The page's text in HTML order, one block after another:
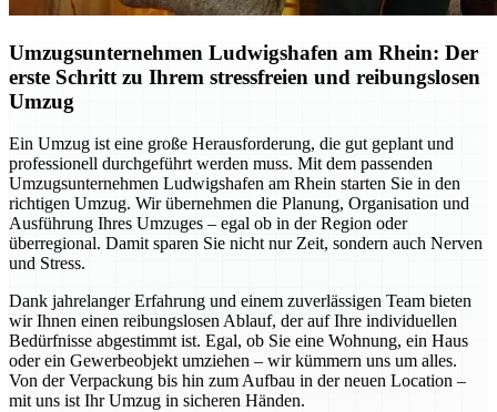
Umzugsunternehmen Ludwigshafen am Rhein: Der
erste Schritt zu Ihrem stressfreien und reibungslosen
Umzug
Ein Umzug ist eine große Herausforderung, die gut geplant und
professionell durchgeführt werden muss. Mit dem passenden
Umzugsunternehmen Ludwigshafen am Rhein starten Sie in den
richtigen Umzug. Wir übernehmen die Planung, Organisation und
Ausführung Ihres Umzuges – egal ob in der Region oder
überregional. Damit sparen Sie nicht nur Zeit, sondern auch Nerven
und Stress.
Dank jahrelanger Erfahrung und einem zuverlässigen Team bieten
wir Ihnen einen reibungslosen Ablauf, der auf Ihre individuellen
Bedürfnisse abgestimmt ist. Egal, ob Sie eine Wohnung, ein Haus
oder ein Gewerbeobjekt umziehen – wir kümmern uns um alles.
Von der Verpackung bis hin zum Aufbau in der neuen Location –
mit uns ist Ihr Umzug in sicheren Händen.